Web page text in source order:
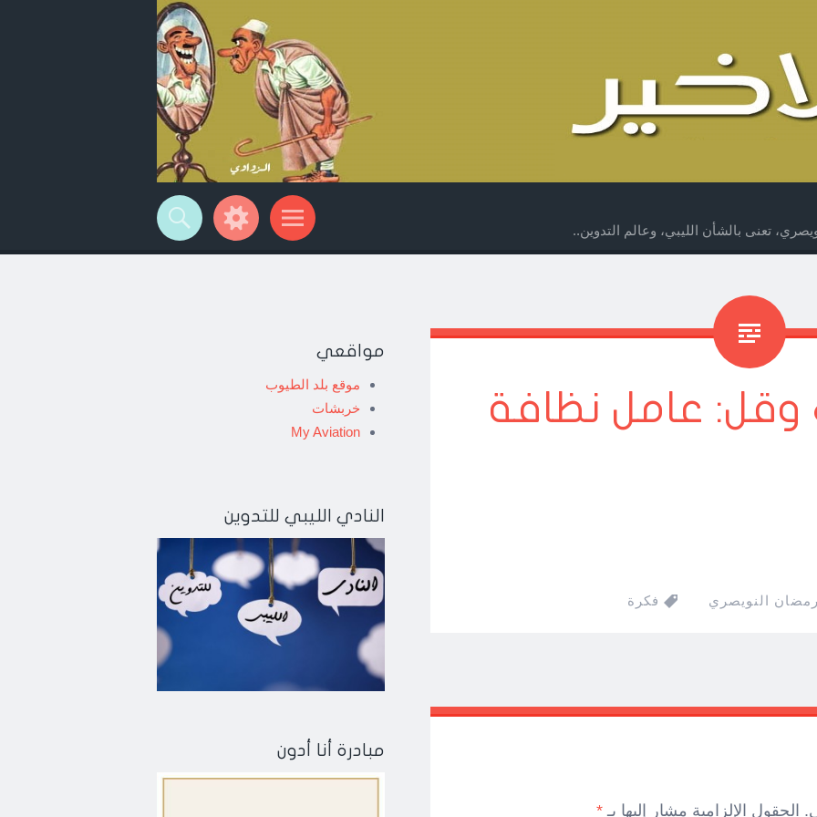
تعنى بالشأن الليبي، وعالم التدوين..
وقل: عامل نظافة
النويصري فكرة
الحقول الإلزامية مشار إليها بـ *
مواقعي
موقع بلد الطيوب
خربشات
My Aviation
النادي الليبي للتدوين
مبادرة أنا أدون